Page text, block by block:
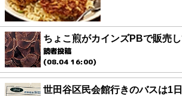
ちょこ煎がカインズPBで販売
読者投稿
(08.04 16:00)
世田谷区民会館行きのバスは1